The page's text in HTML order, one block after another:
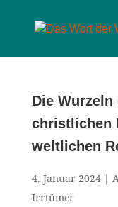
Die
christlichen
weltlichen
4. Januar 2024|
Irrtümer